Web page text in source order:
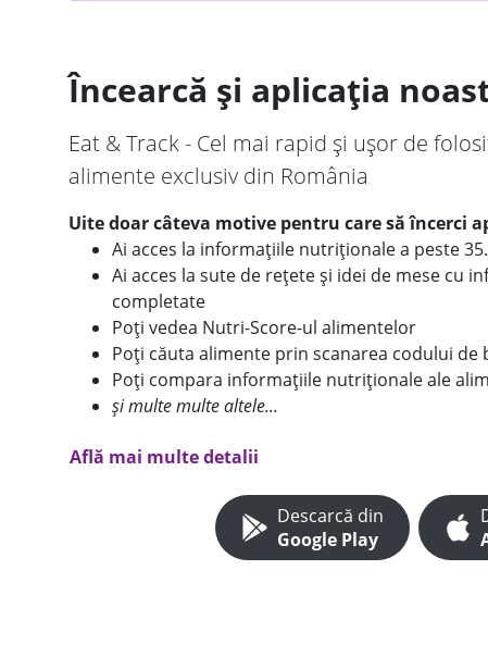
Încearcă și aplicația
Eat & Track - Cel mai rapid și ușor de
alimente exclusiv din România
Uite doar câteva motive pentru care să încerci
Ai acces la informațiile nutriționale a peste
Ai acces la sute de rețete și idei de mese cu
completate
Poți vedea Nutri-Score-ul alimentelor
Poți căuta alimente prin scanarea codului de
Poți compara informațiile nutriționale ale
și multe multe altele...
Află mai multe detalii
Descarcă din
Google Play